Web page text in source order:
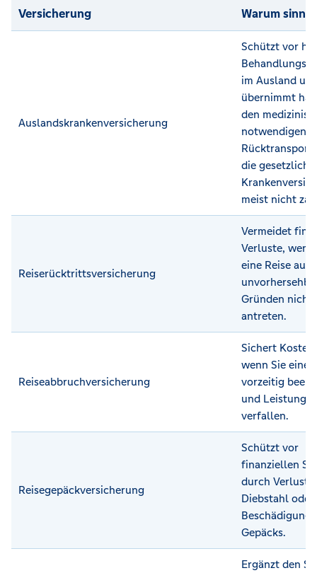
Versicherung Warum
Auslandskrankenversicherung
Schützt vor
im Ausland
übernimmt
den
notwendigen
die gesetzliche
meist nicht
Reiserücktrittsversicherung
Vermeidet
Verluste, wenn
eine Reise aus
Gründen nicht
antreten.
Reiseabbruchversicherung
Sichert Kosten
wenn Sie eine
vorzeitig
und
verfallen.
Reisegepäckversicherung
Schützt vor
finanziellen
durch Verlust,
Diebstahl oder
Beschädigung
Gepäcks.
Ergänzt den